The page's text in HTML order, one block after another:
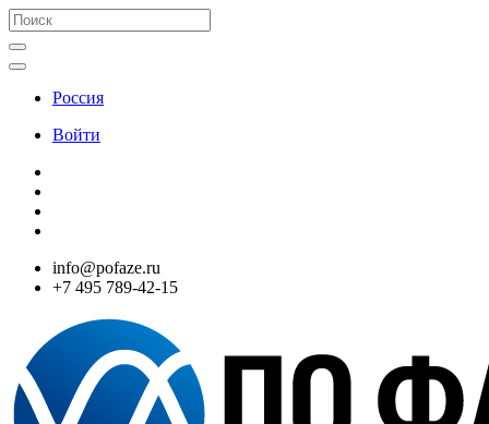
Россия
Войти
info@pofaze.ru
+7 495 789-42-15